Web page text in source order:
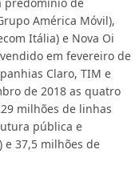
América Móvil),
Itália) e Nova Oi
em fevereiro de
Claro, TIM e
de 2018 as quatro
milhões de linhas
pública e
) e 37,5 milhões de